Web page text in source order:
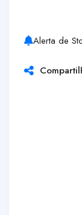
Alerta de